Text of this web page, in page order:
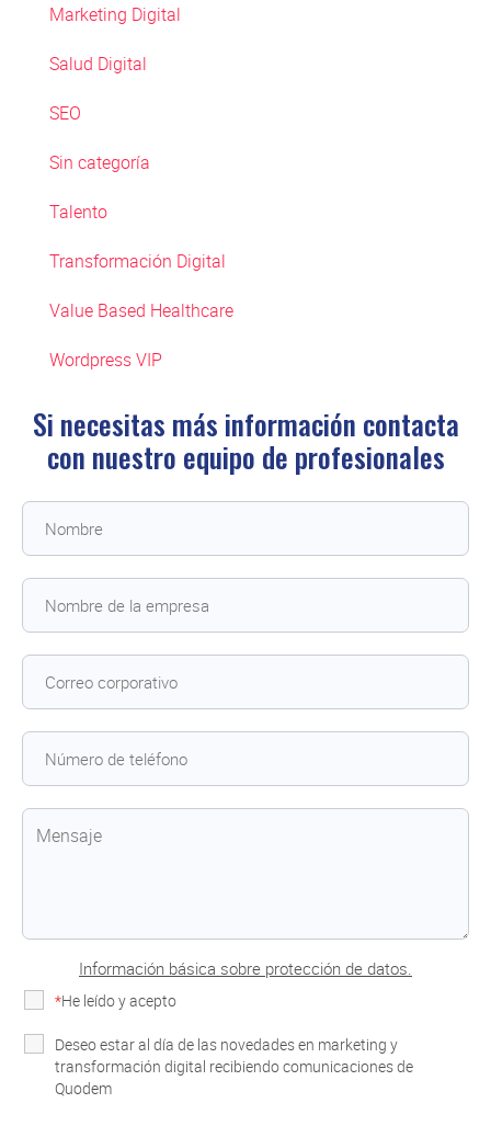
Marketing Digital
Salud Digital
SEO
Sin categoría
Talento
Transformación Digital
Value Based Healthcare
Wordpress VIP
Si necesitas más información contacta
con nuestro equipo de profesionales
Información básica sobre protección de datos.
He leído y acepto
*
Deseo estar al día de las novedades en marketing y
transformación digital recibiendo comunicaciones de
Quodem